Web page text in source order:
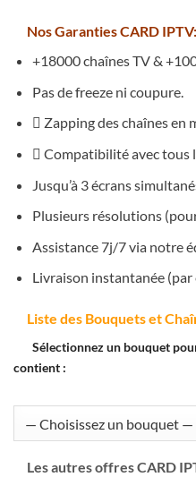
Nos Garanties CARD IPTV:
+18000 chaînes TV &
Pas de freeze ni coupure.
Zapping des chaînes en
Compatibilité avec tous
Jusqu’à 3 écrans
Plusieurs résolutions
Assistance 7j/7 via notre
Livraison instantanée
Liste des Bouquets et
Sélectionnez un bouquet
contient :
Les autres offres CARD